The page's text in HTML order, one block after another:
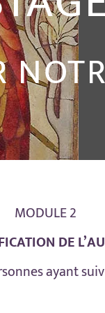
MODULE 2
DE
ayant